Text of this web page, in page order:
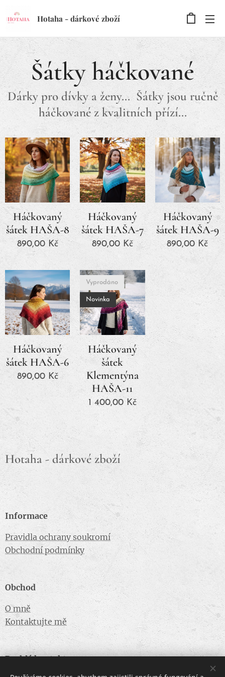
Hotaha - dárkové zboží
Šátky háčkované
Dárky pro dívky a ženy... Šátky jsou ručně
háčkované z kvalitních přízí...
Háčkovaný
šátek HAŠA-8
890,00Kč
Háčkovaný
šátek HAŠA-7
890,00Kč
Háčkovaný
šátek HAŠA-9
890,00 Kč
Háčkovaný
šátek HAŠA-6
890,00Kč
Háčkovaný
šátek
Klementýna
HAŠA-11
Vyprodáno
Novinka
1 400,00Kč
Hotaha - dárkové zboží
Informace
Pravidla ochrany soukromí
Obchodní podmínky
Obchod
O mně
Kontaktujte mě
Rychlý kontakt